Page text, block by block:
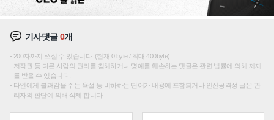
기사댓글0개
200자까지 쓰실 수 있습니다. (현재 0 byte / 최대 400byte)
저작권 등 다른 사람의 권리를 침해하거나 명예를 훼손하는 댓글은 관련 법률에 의해 제재
를 받을 수 있습니다.
타인에게 불쾌감을 주는 욕설 등 비하하는 단어가 내용에 포함되거나 인신공격성 글은 관
리자의 판단에 의해 삭제 합니다.